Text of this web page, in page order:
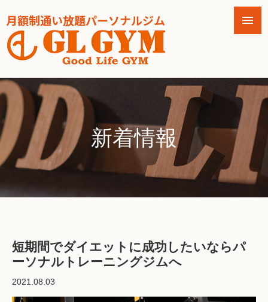
新着情報
短期間でダイエットに成功したいならパ
ーソナルトレーニングジムへ
2021.08.03